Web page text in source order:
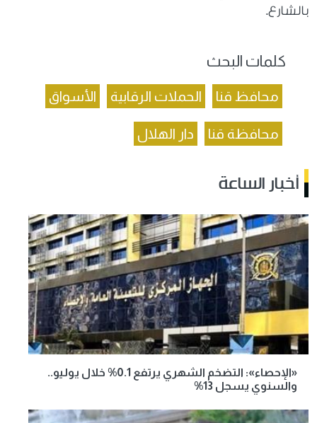
بالشارع.
كلمات البحث
محافظ قنا الحملات الرقابية الأسواق
محافظة قنا دار الهلال
أخبار الساعة
«الإحصاء»: التضخم الشهري يرتفع 0.1% خلال يوليو..
والسنوي يسجل 13%